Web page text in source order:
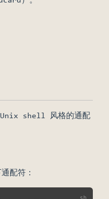
Unix shell 风格的通配
配符：